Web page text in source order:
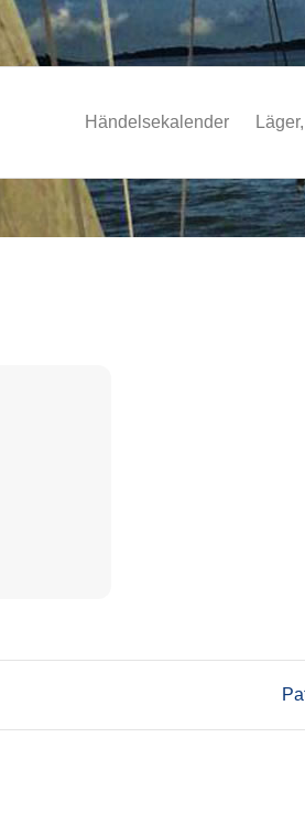
Händelsekalender